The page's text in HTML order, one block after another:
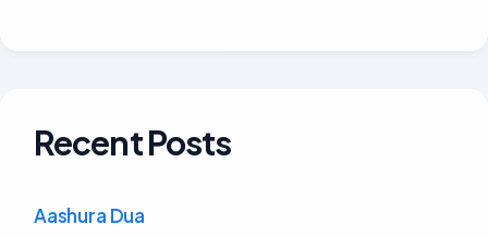
Recent Posts
Aashura Dua